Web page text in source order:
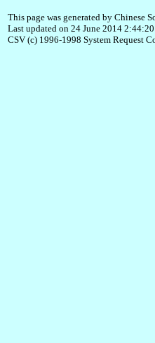
This page was generated by Chinese
Last updated on 24 June 2014
CSV (c) 1996-1998 System Request